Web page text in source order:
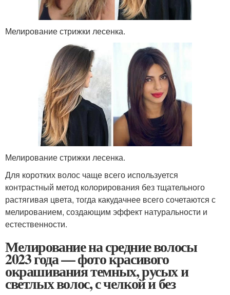
Мелирование стрижки лесенка.
Мелирование стрижки лесенка.
Для коротких волос чаще всего используется
контрастный метод колорирования без тщательного
растягивая цвета, тогда какудачнее всего сочетаются с
мелированием, создающим эффект натуральности и
естественности.
Мелирование на средние волосы
2023 года — фото красивого
окрашивания темных, русых и
светлых волос, с челкой и без